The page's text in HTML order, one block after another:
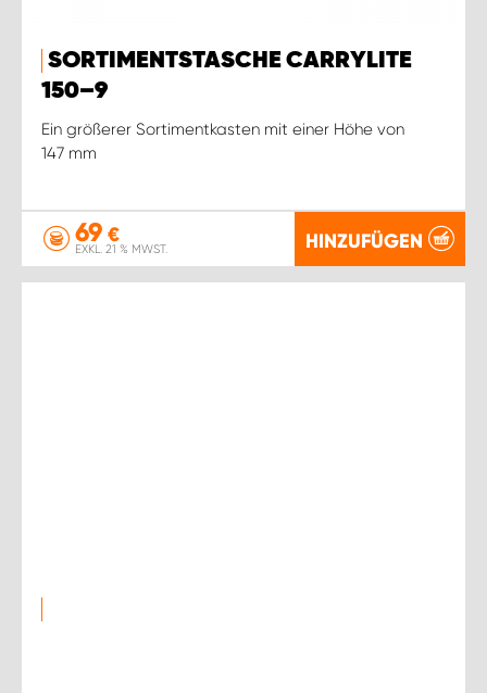
SORTIMENTSTASCHE CARRYLITE
150–9
Ein größerer Sortimentkasten mit einer Höhe von
147 mm
69 €
EXKL. 21 % MWST. HINZUFÜGEN